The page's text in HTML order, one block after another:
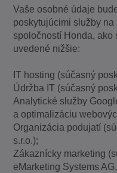
Vaše osobné údaje
poskytujúcimi služby
spoločností Honda, ako
uvedené nižšie:
IT hosting (súčasný
Údržba IT (súčasný
Analytické služby
a optimalizáciu
Organizácia podujatí
s.r.o.);
Zákaznícky marketing
eMarketing Systems